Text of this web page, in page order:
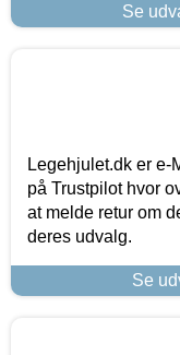
Se
Legehjulet.dk er
på Trustpilot hvor
at melde retur om
deres udvalg.
Se